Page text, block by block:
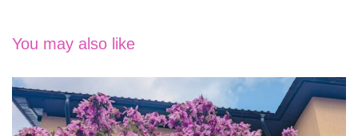
You may also like